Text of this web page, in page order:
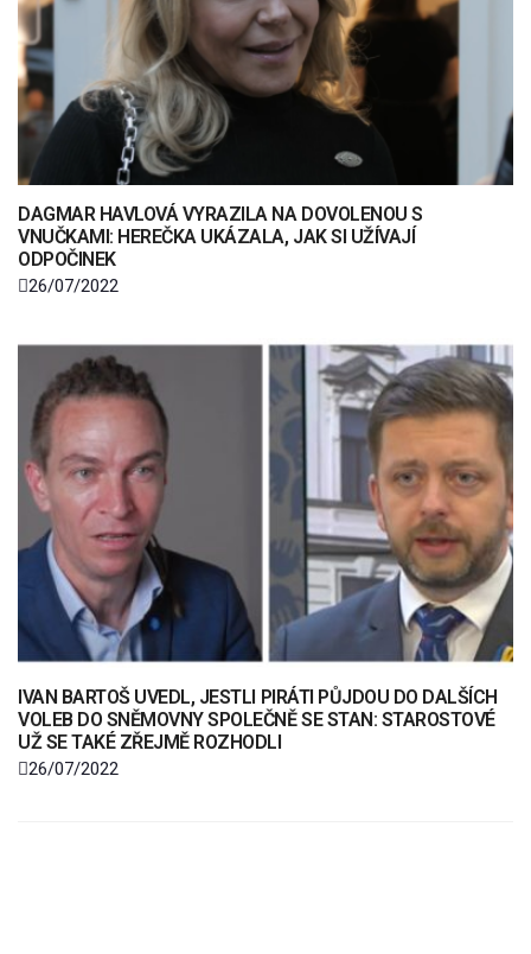
DAGMAR HAVLOVÁ VYRAZILA NA DOVOLENOU S
VNUČKAMI: HEREČKA UKÁZALA, JAK SI UŽÍVAJÍ
ODPOČINEK
26/07/2022
IVAN BARTOŠ UVEDL, JESTLI PIRÁTI PŮJDOU DO DALŠÍCH
VOLEB DO SNĚMOVNY SPOLEČNĚ SE STAN: STAROSTOVÉ
UŽ SE TAKÉ ZŘEJMĚ ROZHODLI
26/07/2022